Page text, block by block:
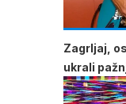
Zagrljaj,
ukrali